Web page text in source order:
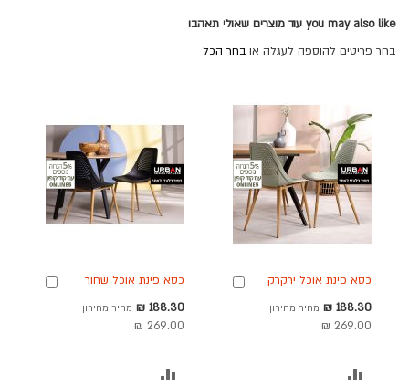
you may also like עוד מוצרים שאולי תאהבו
בחר פריטים להוספה לעגלה או בחר הכל
כסא פינת אוכל ירקרק
מחיר
מבצע
188.30 ₪ מחיר מחירון
269.00 ₪
הוספה
כסא פינת אוכל שחור
מחיר
מבצע
188.30 ₪ מחיר מחירון
269.00 ₪
הוספה